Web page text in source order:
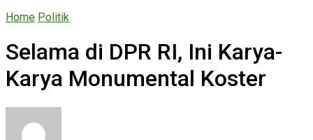
Home Politik
Selama di DPR RI, Ini Karya-
Karya Monumental Koster